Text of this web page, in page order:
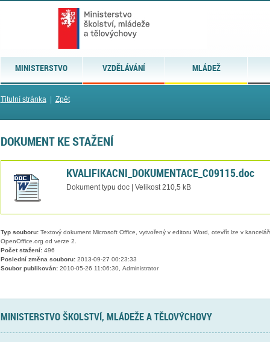
MINISTERSTVO VZDĚLÁVÁNÍ MLÁDEŽ
Titulní stránka| Zpět
DOKUMENT KE STAŽENÍ
KVALIFIKACNI_DOKUMENTACE_C09115.doc
Dokument typu doc | Velikost 210,5 kB
Typ souboru:Textový dokument Microsoft Office, vytvořený v editoru Word, otevřít lze v
OpenOffice.org od verze 2.
Počet stažení:496
Poslední změna souboru:2013-09-27 00:23:33
Soubor publikován:2010-05-26 11:06:30, Administrator
MINISTERSTVO ŠKOLSTVÍ, MLÁDEŽE A TĚLOVÝCHOVY